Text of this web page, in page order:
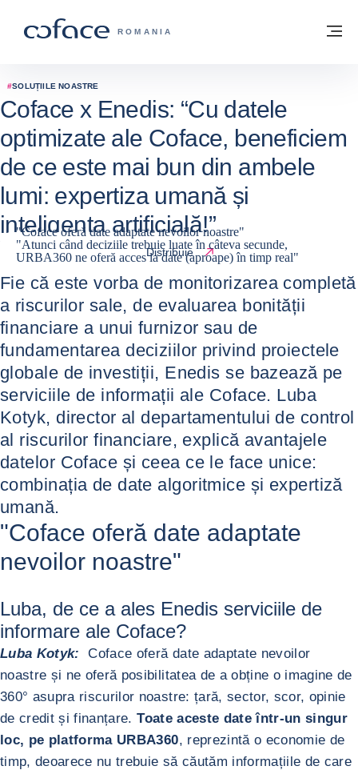
COFACE FOR TRADE - WEBSITE GRUP
ROMANIA
Înapoi la pagina de start
#SOLUȚIILE NOASTRE
Coface x Enedis: “Cu datele
optimizate ale Coface, beneficiem
de ce este mai bun din ambele
lumi: expertiza umană și
inteligența artificială!”
27 / 01 / 2025
"Coface oferă date adaptate nevoilor noastre"
"Atunci când deciziile trebuie luate în câteva secunde,
URBA360 ne oferă acces la date (aproape) în timp real"
Distribuie
Fie că este vorba de monitorizarea completă
a riscurilor sale, de evaluarea bonității
financiare a unui furnizor sau de
fundamentarea deciziilor privind proiectele
globale de investiții, Enedis se bazează pe
serviciile de informații ale Coface. Luba
Kotyk, director al departamentului de control
al riscurilor financiare, explică avantajele
datelor Coface și ceea ce le face unice:
combinația de date algoritmice și expertiză
umană.
"Coface oferă date adaptate
nevoilor noastre"
Luba, de ce a ales Enedis serviciile de
informare ale Coface?
Luba Kotyk:
Coface oferă date adaptate nevoilor
noastre și ne oferă posibilitatea de a obține o imagine de
360° asupra riscurilor noastre: țară, sector, scor, opinie
de credit și finanțare.Toate aceste date într-un singur
loc, pe platforma URBA360, reprezintă o economie de
timp, deoarece nu trebuie să căutăm informațiile de care